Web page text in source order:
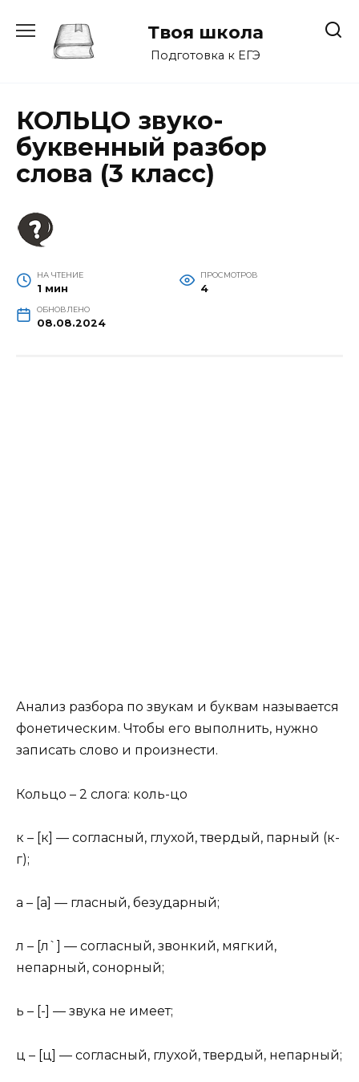
содержанию
Твоя школа
Подготовка к ЕГЭ
КОЛЬЦО звуко-
буквенный разбор
слова (3 класс)
НА ЧТЕНИЕ
1 мин
ПРОСМОТРОВ
4
ОБНОВЛЕНО
08.08.2024
Анализ разбора по звукам и буквам называется
фонетическим. Чтобы его выполнить, нужно
записать слово и произнести.
Кольцо – 2 слога: коль-цо
к – [к] — согласный, глухой, твердый, парный (к-
г);
а – [а] — гласный, безударный;
л – [л`] — согласный, звонкий, мягкий,
непарный, сонорный;
ь – [-] — звука не имеет;
ц – [ц] — согласный, глухой, твердый, непарный;